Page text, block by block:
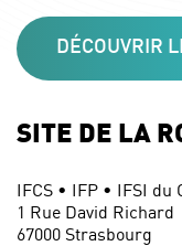
DÉCOUVRIR
SITE DE LA
IFCS • IFP • IFSI du
1 Rue David Richard
67000 Strasbourg